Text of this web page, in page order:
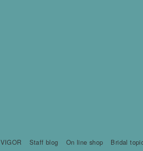
VIGOR Staff blog On line shop
Bridal